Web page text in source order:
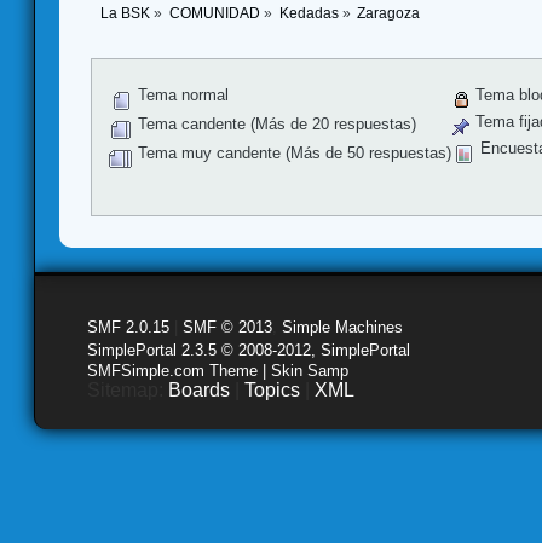
La BSK » COMUNIDAD » Kedadas» Zaragoza
Tema normal
Tema candente (Más de 20 respuestas)
Tema muy candente (Más de 50 respuestas)
Tema
Tema
SMF 2.0.15 SMF © 2013 Simple Machines
SimplePortal 2.3.5 © 2008-2012, SimplePortal
SMFSimple.com Theme | Skin Samp
Boards Topics XML